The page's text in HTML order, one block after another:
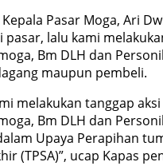
Pasar Moga, Ari
lalu kami
Bm DLH dan
maupun pembeli.
melakukan tanggap
Bm DLH dan
Upaya Perapihan
(TPSA)”, ucap Kapas